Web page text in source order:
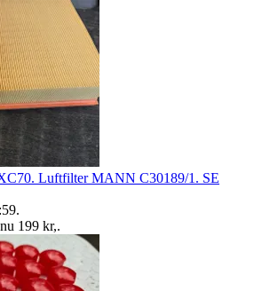
Luftfilter MANN C30189/1. SE
.
199 kr,.